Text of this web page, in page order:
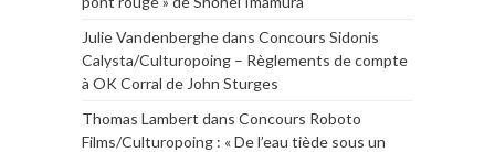
Julie Vandenberghedans Concours Sidonis
Calysta/Culturopoing – Règlements de compte
à OK Corral de John Sturges
Thomas Lambert dans Concours Roboto
Films/Culturopoing : « De l’eau tiède sous un